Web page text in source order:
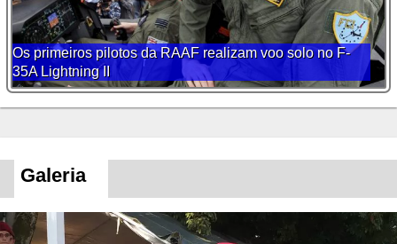
Os primeiros pilotos da RAAF realizam voo solo no F-
35A Lightning II
Galeria